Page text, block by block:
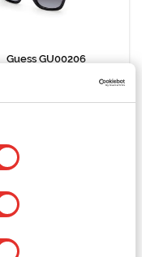
Guess GU00206
a ler a página
Página